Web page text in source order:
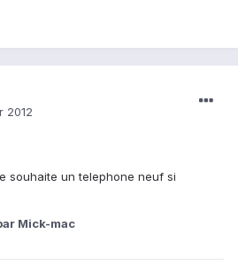
2012
souhaite un telephone neuf si
Mick-mac